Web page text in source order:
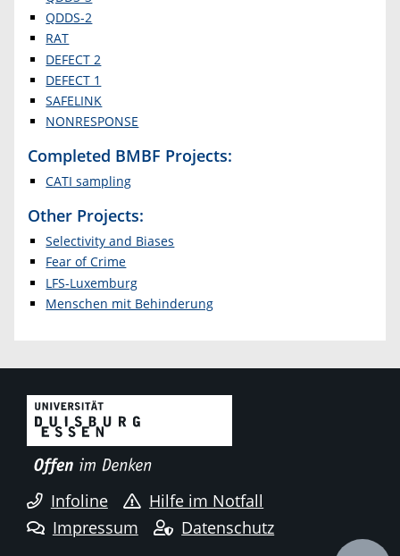
QDDS-2
RAT
DEFECT 2
DEFECT 1
SAFELINK
NONRESPONSE
Completed BMBF Projects:
CATI sampling
Other Projects:
Selectivity and Biases
Fear of Crime
LFS-Luxemburg
Menschen mit Behinderung
Infoline
Hilfe im Notfall
Impressum
Datenschutz